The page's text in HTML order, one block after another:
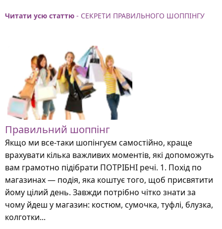
Читати усю статтю - СЕКРЕТИ ПРАВИЛЬНОГО ШОППІНГУ
Правильний шоппінг
Якщо ми все-таки шопінгуєм самостійно, краще
врахувати кілька важливих моментів, які допоможуть
вам грамотно підібрати ПОТРІБНІ речі. 1. Похід по
магазинах — подія, яка коштує того, щоб присвятити
йому цілий день. Завжди потрібно чітко знати за
чому йдеш у магазин: костюм, сумочка, туфлі, блузка,
колготки...